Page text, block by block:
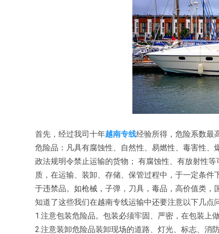
首先，经过我司十年越南专线经验所得，危险系数最
危险品：凡具有腐蚀性、自然性、易燃性、毒害性
政法规明令禁止运输的货物； 有腐蚀性、有放射性
质，在运输、装卸、存储、保管过程中，于一定条
于违禁品。如枪械，子弹，刀具，毒品，高价值类
知道了这些我们在越南专线运输中还要注意以下几点
1.注意包装危险品。包装必须牢固、严密，在包装上
2.注意装卸危险品装卸现场的道路、灯光、标志、消